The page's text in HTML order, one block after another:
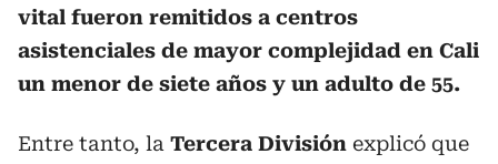
vital fueron remitidos a centros
asistenciales de mayor complejidad en Cali
un menor de siete años y un adulto de 55.
Entre tanto, la Tercera División explicó que